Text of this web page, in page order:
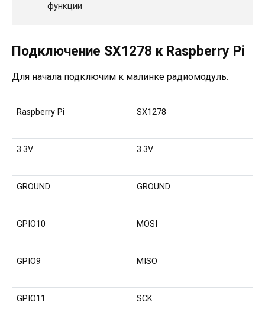
функции
Подключение SX1278 к Raspberry Pi
Для начала подключим к малинке радиомодуль.
Raspberry Pi SX1278
3.3V 3.3V
GROUND GROUND
GPIO10 MOSI
GPIO9 MISO
GPIO11 SCK